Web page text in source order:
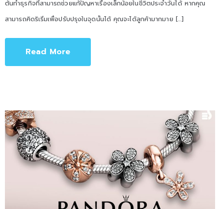
ต้นทำธุรกิจที่สามารถช่วยแก้ปัญหาเรื่องเล็กน้อยในชีวิตประจำวันได้ หากคุณ
สามารถคิดริเริ่มเพื่อปรับปรุงในจุดนั้นได้ คุณจะได้ลูกค้ามากมาย […]
Read More